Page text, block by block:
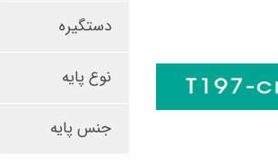
دستگیره
نوع پایه
جنس پایه